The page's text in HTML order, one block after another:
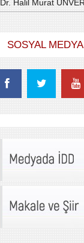
Murat ÜNVER
SOSYAL MEDYA